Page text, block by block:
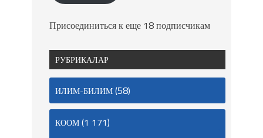
Присоединиться к еще 18 подписчикам
РУБРИКАЛАР
ИЛИМ-БИЛИМ(58)
КООМ(1 171)